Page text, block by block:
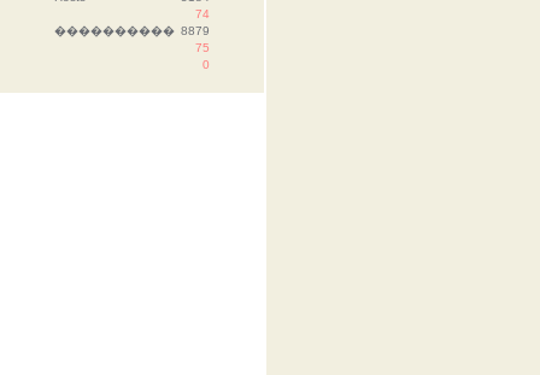
74
���������� 8879
75
0